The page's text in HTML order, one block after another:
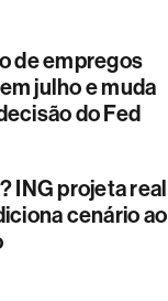
de empregos
julho e muda
do Fed
ING projeta real
cenário ao